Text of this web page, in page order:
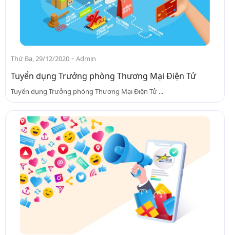
Thứ Ba, 29/12/2020 - Admin
Tuyển dụng Trưởng phòng Thương Mại Điện Tử
Tuyển dụng Trưởng phòng Thương Mại Điện Tử ...